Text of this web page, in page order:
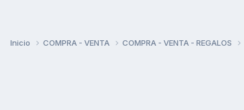
Inicio COMPRA - VENTA COMPRA - VENTA - REGALOS